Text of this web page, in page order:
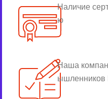
Наличие
ю
Наша